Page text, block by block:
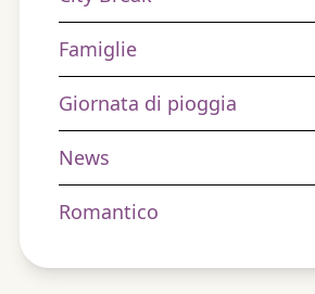
Famiglie
Giornata di pioggia
News
Romantico